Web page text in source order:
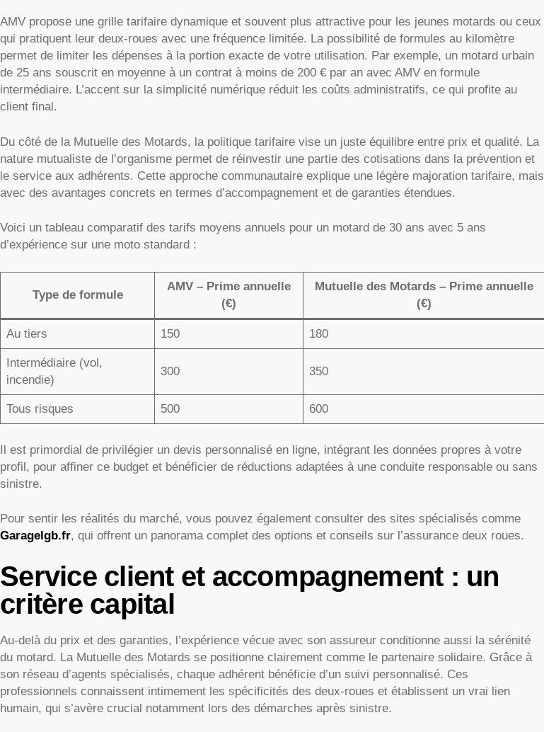
AMV propose une grille tarifaire dynamique et souvent plus attractive pour les jeunes motards ou ceux
qui pratiquent leur deux-roues avec une fréquence limitée. La possibilité de formules au kilomètre
permet de limiter les dépenses à la portion exacte de votre utilisation. Par exemple, un motard urbain
de 25 ans souscrit en moyenne à un contrat à moins de 200 € par an avec AMV en formule
intermédiaire. L’accent sur la simplicité numérique réduit les coûts administratifs, ce qui profite au
client final.
Du côté de la Mutuelle des Motards, la politique tarifaire vise un juste équilibre entre prix et qualité. La
nature mutualiste de l’organisme permet de réinvestir une partie des cotisations dans la prévention et
le service aux adhérents. Cette approche communautaire explique une légère majoration tarifaire, mais
avec des avantages concrets en termes d’accompagnement et de garanties étendues.
Voici un tableau comparatif des tarifs moyens annuels pour un motard de 30 ans avec 5 ans
d’expérience sur une moto standard :
Type de formule
AMV – Prime annuelle
(€)
Mutuelle des Motards – Prime annuelle
(€)
Au tiers 150 180
Intermédiaire (vol,
incendie)
300 350
Tous risques 500 600
Il est primordial de privilégier un devis personnalisé en ligne, intégrant les données propres à votre
profil, pour affiner ce budget et bénéficier de réductions adaptées à une conduite responsable ou sans
sinistre.
Pour sentir les réalités du marché, vous pouvez également consulter des sites spécialisés comme
Garagelgb.fr, qui offrent un panorama complet des options et conseils sur l’assurance deux roues.
Service client et accompagnement : un
critère capital
Au-delà du prix et des garanties, l’expérience vécue avec son assureur conditionne aussi la sérénité
du motard. La Mutuelle des Motards se positionne clairement comme le partenaire solidaire. Grâce à
son réseau d’agents spécialisés, chaque adhérent bénéficie d’un suivi personnalisé. Ces
professionnels connaissent intimement les spécificités des deux-roues et établissent un vrai lien
humain, qui s’avère crucial notamment lors des démarches après sinistre.